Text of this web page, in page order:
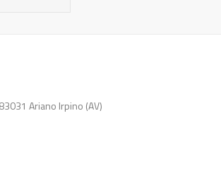
Ariano Irpino (AV)